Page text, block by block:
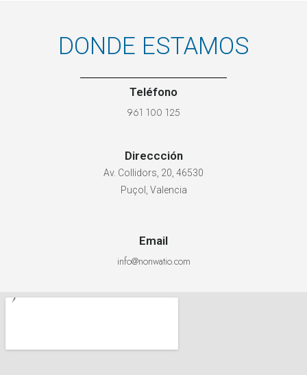
DONDE ESTAMOS
Teléfono
961 100 125
Direccción
Av. Collidors, 20, 46530
Puçol, Valencia
Email
info@nonwatio.com